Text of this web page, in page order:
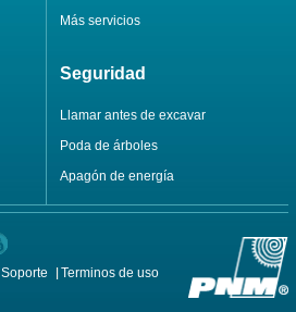
Más servicios
Seguridad
Llamar antes de excavar
Poda de árboles
Apagón de energía
Soporte Terminos de uso